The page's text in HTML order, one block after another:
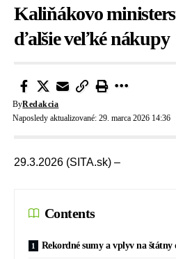
Kaliňákovo
ďalšie veľké nákupy
Naposledy aktualizované: 29. marca 2026 14:36
ByRedakcia
29.3.2026 (SITA.sk) –
Contents
Rekordné sumy a vplyv na štátny